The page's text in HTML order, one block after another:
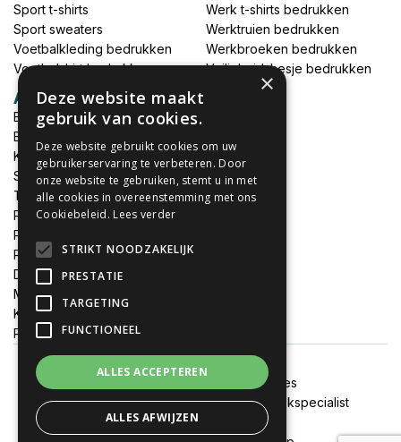
Sport t-shirts
Sport sweaters
Voetbalkleding bedrukken
Voetbalshirt bedrukken
Werk t-shirts bedrukken
Werktruien bedrukken
Werkbroeken bedrukken
Veiligheidshesje bedrukken
Accessoires
Babykleding bedrukken
Broek bedrukken
Kapmantels bedrukken
Schort bedrukken
Tas bedrukken
Relatieschenken
Petten bedrukken
Petten borduren
DTF print per meter
MEGADEALS
Keukenschort bedrukken
Promotiemateriaal bedrukken
Cookies
Onze websites:FixJeSticker|Spandoekspecialist
Alle prijzen zijn inclusief btw
×
Deze website maakt
gebruik van cookies.
Deze website gebruikt cookies om uw
gebruikerservaring te verbeteren. Door
onze website te gebruiken, stemt u in met
alle cookies in overeenstemming met ons
Cookiebeleid. Lees verder
STRIKT NOODZAKELIJK
PRESTATIE
TARGETING
FUNCTIONEEL
ALLES ACCEPTEREN
ALLES AFWIJZEN